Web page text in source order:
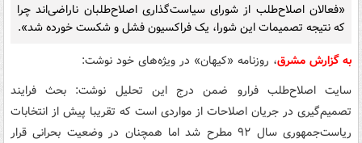
«فعالان اصلاح‌طلب از شورای سیاست‌گذاری اصلاح‌طلبان ناراضی‌اند چرا
که نتیجه تصمیمات این شورا، یک فراکسیون فشل و شکست خورده شد».
به گزارش مشرق، روزنامه «کیهان» در ویژه‌های خود نوشت:
سایت اصلاح‌طلب فرارو ضمن درج این تحلیل نوشت: بحث فرایند
تصمیم‌گیری در جریان اصلاحات از مواردی است که تقریبا پیش از انتخابات
ریاست‌جمهوری سال ۹۲ مطرح شد اما همچنان در وضعیت بحرانی قرار